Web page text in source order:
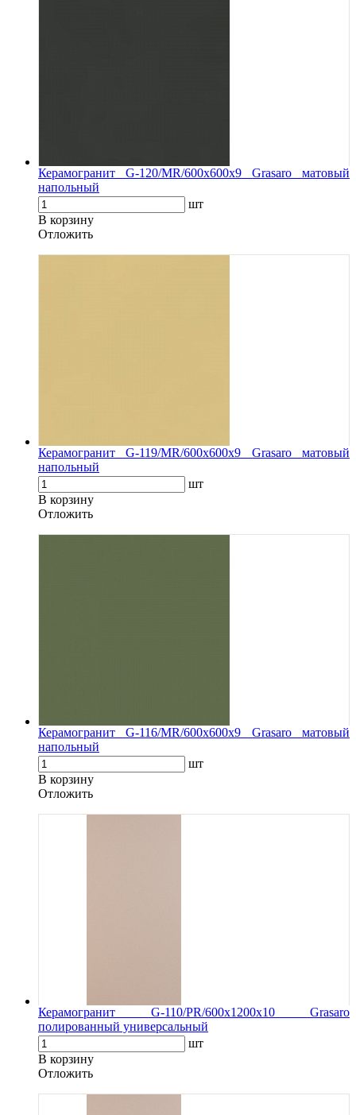
Керамогранит G-120/MR/600x600x9 Grasaro матовый
напольный
шт
В корзину
Oтложить
Керамогранит G-119/MR/600x600x9 Grasaro матовый
напольный
шт
В корзину
Oтложить
Керамогранит G-116/MR/600x600x9 Grasaro матовый
напольный
шт
В корзину
Oтложить
Керамогранит G-110/PR/600x1200x10 Grasaro
полированный универсальный
шт
В корзину
Oтложить